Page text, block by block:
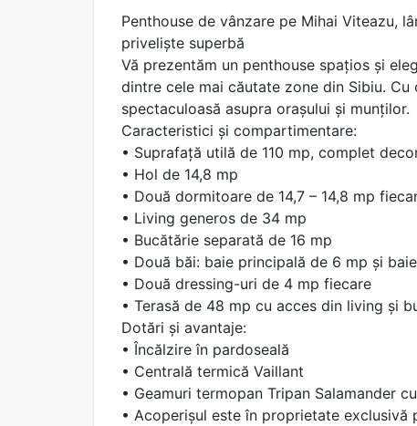
Penthouse de vânzare pe Mihai Viteazu,
priveliște superbă
Vă prezentăm un penthouse spațios și
dintre cele mai căutate zone din Sibiu.
spectaculoasă asupra orașului și munților.
Caracteristici și compartimentare:
• Suprafață utilă de 110 mp, complet
• Hol de 14,8 mp
• Două dormitoare de 14,7 – 14,8 mp
• Living generos de 34 mp
• Bucătărie separată de 16 mp
• Două băi: baie principală de 6 mp și
• Două dressing-uri de 4 mp fiecare
• Terasă de 48 mp cu acces din living și
Dotări și avantaje:
• Încălzire în pardoseală
• Centrală termică Vaillant
• Geamuri termopan Tripan Salamander
• Acoperișul este în proprietate